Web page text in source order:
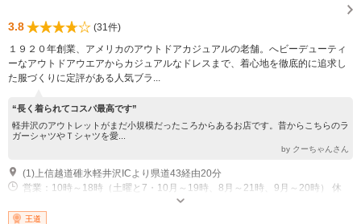
3.8
(31件)
１９２０年創業、アメリカのアウトドアカジュアルの老舗。へビーデューティ
ーなアウトドアウエアからカジュアルなドレスまで、着心地を徹底的に追求し
た服づくりに定評がある人気ブラ...
“長く着られてコスパ最高です”
軽井沢のアウトレットがまだ小規模だったころからあるお店です。昔からこちらのラ
ガーシャツやＴシャツを愛...
by クーちゃんさん
(1)上信越道碓氷軽井沢ICより県道43経由20分
営業：10時～18時（土曜と7・10月～19時、8月～21時、9月～20時） 休
業：第2・4火曜休、季節により臨時休有、定休日祝日は営業
王道